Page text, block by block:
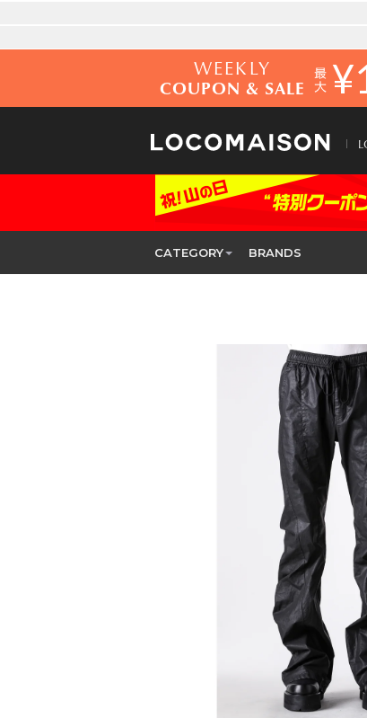
WEEKLY
COUPON & SALE ¥
CATEGORY BRANDS